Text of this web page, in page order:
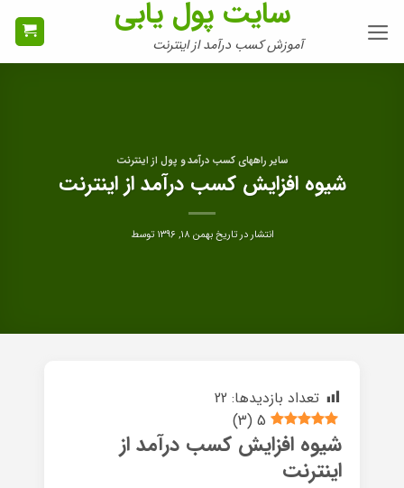
سایت پول یابی
آموزش کسب درآمد از اینترنت
سایر راههای کسب درآمد و پول از اینترنت
شیوه افزایش کسب درآمد از اینترنت
انتشار در تاریخبهمن ۱۸, ۱۳۹۶ توسط
تعداد بازدیدها: 22
5
(
3
)
شیوه افزایش کسب درآمد از
اینترنت